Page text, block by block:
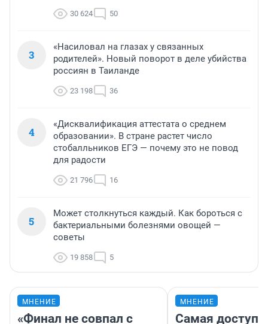
30 624 50
3
«Насиловал на глазах у связанных
родителей». Новый поворот в деле убийства
россиян в Таиланде
23 198 36
4
«Дисквалификация аттестата о среднем
образовании». В стране растет число
стобалльников ЕГЭ — почему это не повод
для радости
21 796 16
5
Может столкнуться каждый. Как бороться с
бактериальными болезнями овощей —
советы
19 858 5
МНЕНИЕ
«Финал не совпал с
МНЕНИЕ
Самая